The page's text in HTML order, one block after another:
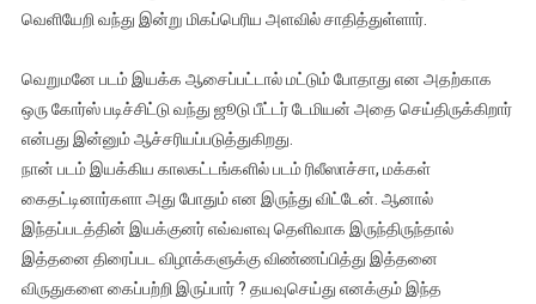
வெளியேறி வந்து இன்று மிகப்பெரிய அளவில் சாதித்துள்ளார்.
வெறுமனே படம் இயக்க ஆசைப்பட்டால் மட்டும் போதாது என அதற்காக
ஒரு கோர்ஸ் படிச்சிட்டு வந்து ஜூடு பீட்டர் டேமியன் அதை செய்திருக்கிறார்
என்பது இன்னும் ஆச்சரியப்படுத்துகிறது.
நான் படம் இயக்கிய காலகட்டங்களில் படம் ரிலீஸாச்சா, மக்கள்
கைதட்டினார்களா அது போதும் என இருந்து விட்டேன். ஆனால்
இந்தப்படத்தின் இயக்குனர் எவ்வளவு தெளிவாக இருந்திருந்தால்
இத்தனை திரைப்பட விழாக்களுக்கு விண்ணப்பித்து இத்தனை
விருதுகளை கைப்பற்றி இருப்பார் ? தயவுசெய்து எனக்கும் இந்த